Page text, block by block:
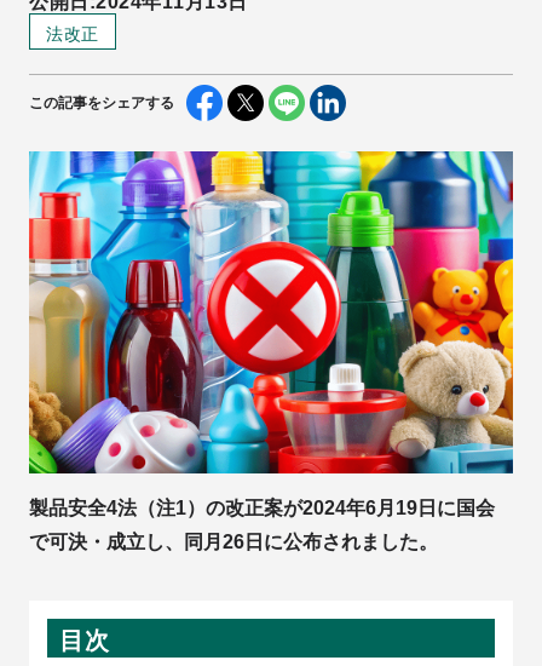
法改正
この記事をシェアする
製品安全4法（注1）の改正案が2024年6月19日に国会
で可決・成立し、同月26日に公布されました。
目次